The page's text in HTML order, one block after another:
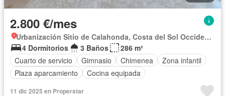
2.800 €/mes
Urbanización Sitio de Calahonda, Costa del Sol Occidental
4 Dormitorios
3 Baños
286 m²
Cuarto de servicio
Gimnasio Chimenea
Zona infantil
Plaza aparcamiento
Cocina equipada
11 dic 2025 en Properstar